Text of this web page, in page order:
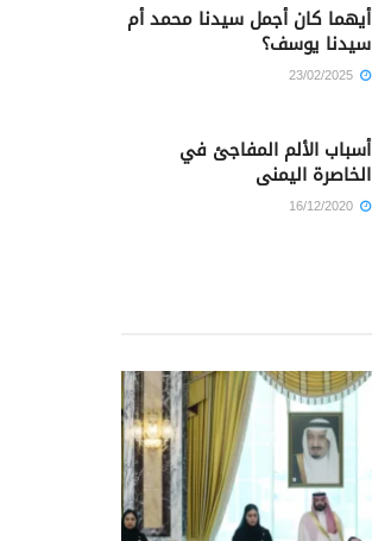
أيهما كان أجمل سيدنا محمد أم
سيدنا يوسف؟
أسباب الألم المفاجئ في
الخاصرة اليمنى